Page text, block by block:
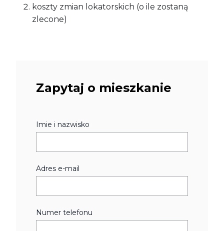
koszty zmian lokatorskich (o ile zostaną
zlecone)
Zapytaj o mieszkanie
Imie i nazwisko
Adres e-mail
Numer telefonu